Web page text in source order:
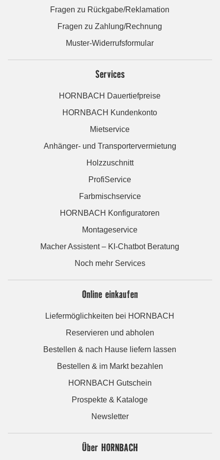
Fragen zu Rückgabe/Reklamation
Fragen zu Zahlung/Rechnung
Muster-Widerrufsformular
Services
HORNBACH Dauertiefpreise
HORNBACH Kundenkonto
Mietservice
Anhänger- und Transportervermietung
Holzzuschnitt
ProfiService
Farbmischservice
HORNBACH Konfiguratoren
Montageservice
Macher Assistent – KI-Chatbot Beratung
Noch mehr Services
Online einkaufen
Liefermöglichkeiten bei HORNBACH
Reservieren und abholen
Bestellen & nach Hause liefern lassen
Bestellen & im Markt bezahlen
HORNBACH Gutschein
Prospekte & Kataloge
Newsletter
Über HORNBACH